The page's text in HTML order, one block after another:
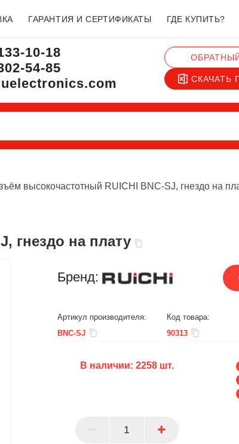
ГАРАНТИЯ И СЕРТИФИКАТЫ ГДЕ КУПИТЬ?
10-18
54-85
СКАЧАТЬ
высокочастотный RUICHI BNC-SJ, гнездо на
гнездо на плату
Бренд:
Артикул производителя:
BNC-SJ
Код товара:
90313
В наличии:2258 шт.